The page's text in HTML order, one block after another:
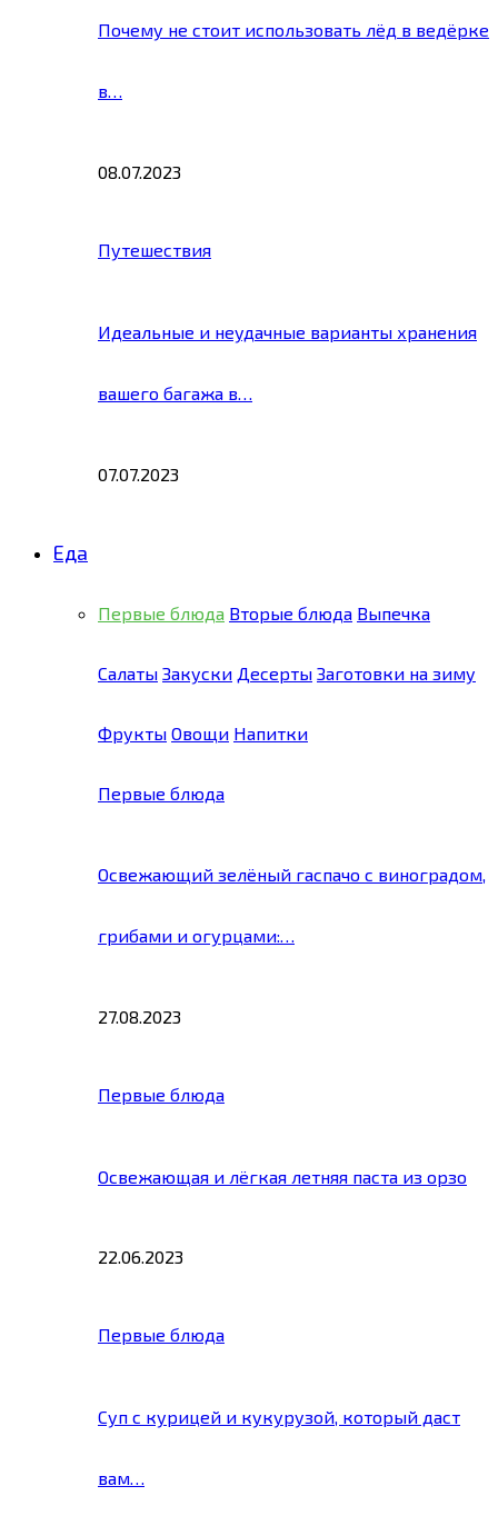
Почему не стоит использовать лёд в ведёрке
в…
08.07.2023
Путешествия
Идеальные и неудачные варианты хранения
вашего багажа в…
07.07.2023
Еда
Первые блюда Вторые блюда Выпечка
Салаты Закуски Десерты Заготовки на зиму
Фрукты Овощи Напитки
Первые блюда
Освежающий зелёный гаспачо с виноградом,
грибами и огурцами:…
27.08.2023
Первые блюда
Освежающая и лёгкая летняя паста из орзо
22.06.2023
Первые блюда
Суп с курицей и кукурузой, который даст
вам…